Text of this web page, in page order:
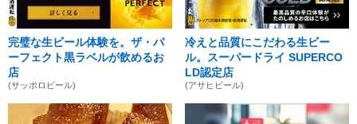
完璧な生ビール体験を。ザ・パ
ーフェクト黒ラベルが飲めるお
店
(サッポロビール)
冷えと品質にこだわる生ビー
ル。スーパードライ SUPERCO
LD認定店
(アサヒビール)